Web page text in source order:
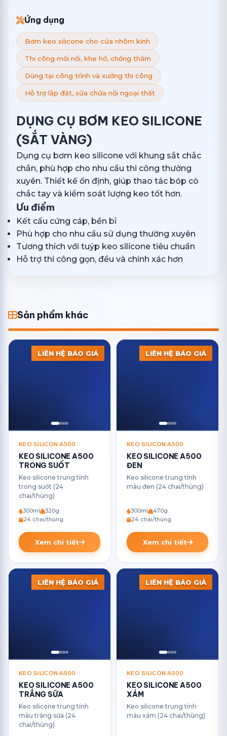
Ứng dụng
Bơm keo silicone cho cửa nhôm kính
Thi công mối nối, khe hở, chống thấm
Dùng tại công trình và xưởng thi công
Hỗ trợ lắp đặt, sửa chữa nội ngoại thất
DỤNG CỤ BƠM KEO SILICONE
(SẮT VÀNG)
Dụng cụ bơm keo silicone với khung sắt chắc
chắn, phù hợp cho nhu cầu thi công thường
xuyên. Thiết kế ổn định, giúp thao tác bóp cò
chắc tay và kiểm soát lượng keo tốt hơn.
Ưu điểm
Kết cấu cứng cáp, bền bỉ
Phù hợp cho nhu cầu sử dụng thường xuyên
Tương thích với tuýp keo silicone tiêu chuẩn
Hỗ trợ thi công gọn, đều và chính xác hơn
Sản phẩm khác
LIÊN HỆ BÁO GIÁ
KEO SILICON A500
KEO SILICONE A500
TRONG SUỐT
Keo silicone trung tính
trong suốt (24
chai/thùng)
300ml
320g
24 chai/thùng
Xem chi tiết
LIÊN HỆ BÁO GIÁ
KEO SILICON A500
KEO SILICONE A500
ĐEN
Keo silicone trung tính
màu đen (24 chai/thùng)
300ml
470g
24 chai/thùng
Xem chi tiết
LIÊN HỆ BÁO GIÁ
KEO SILICON A500
KEO SILICONE A500
TRẮNG SỮA
Keo silicone trung tính
màu trắng sữa (24
chai/thùng)
LIÊN HỆ BÁO GIÁ
KEO SILICON A500
KEO SILICONE A500
XÁM
Keo silicone trung tính
màu xám (24 chai/thùng)